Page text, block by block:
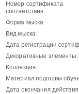
Номер сертификата
соответствия:
Форма мыска:
Вид мыска:
Дата регистрации
Декоративные элементы:
Коллекция:
Материал подошвы
Дата окончания